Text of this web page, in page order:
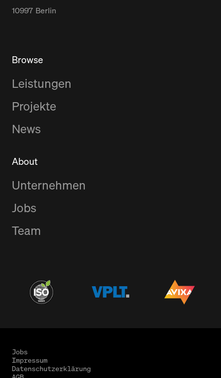
10997 Berlin
Browse
Leistungen
Projekte
News
About
Unternehmen
Jobs
Team
Jobs
Impressum
Datenschutzerklärung